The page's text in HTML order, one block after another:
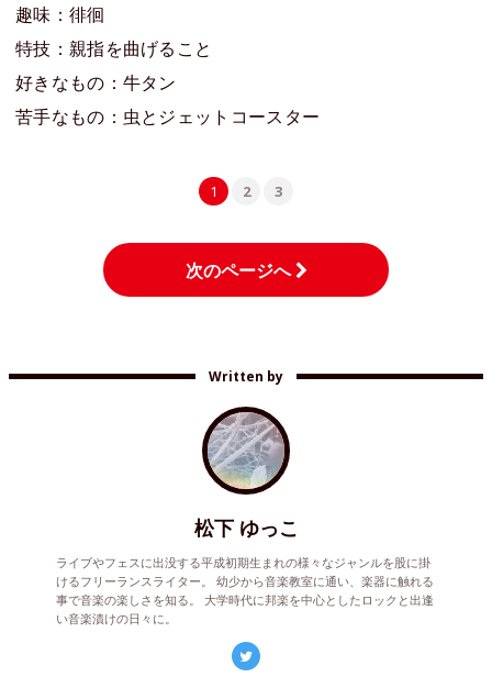
趣味：徘徊
特技：親指を曲げること
好きなもの：牛タン
苦手なもの：虫とジェットコースター
1 2 3
次のページへ
Written by
松下 ゆっこ
ライブやフェスに出没する平成初期生まれの様々なジャンルを股に掛
けるフリーランスライター。 幼少から音楽教室に通い、楽器に触れる
事で音楽の楽しさを知る。 大学時代に邦楽を中心としたロックと出逢
い音楽漬けの日々に。